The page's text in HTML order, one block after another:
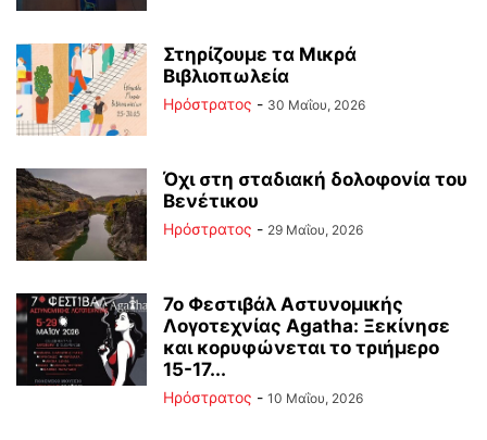
Στηρίζουμε τα Μικρά
Βιβλιοπωλεία
Ηρόστρατος - 30 Μαΐου, 2026
Όχι στη σταδιακή δολοφονία του
Βενέτικου
Ηρόστρατος - 29 Μαΐου, 2026
7ο Φεστιβάλ Αστυνομικής
Λογοτεχνίας Agatha: Ξεκίνησε
και κορυφώνεται το τριήμερο
15-17...
Ηρόστρατος - 10 Μαΐου, 2026